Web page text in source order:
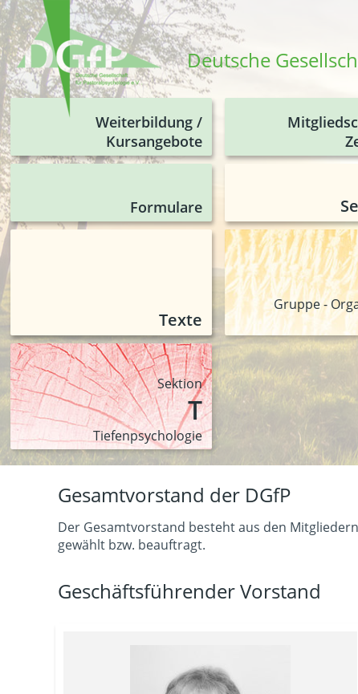
Deutsche
Weiterbildung /
Kursangebote
Formulare
Texte
Gruppe -
Sektion
T
Tiefen­psychologie
Gesamtvorstand der DGfP
Der Gesamtvorstand besteht aus den
gewählt bzw. beauftragt.
Geschäftsführender Vorstand